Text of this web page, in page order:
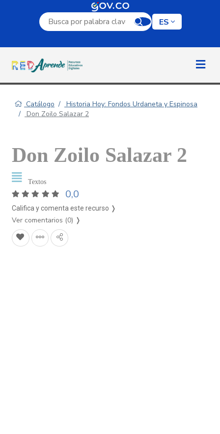
Campo de búsqueda por palabra clave
ES
Catálogo
Historia Hoy: Fondos Urdaneta y Espinosa
Don Zoilo Salazar 2
Don Zoilo Salazar 2
Textos
0,0
Califica y comenta este recurso ❭
Ver comentarios (0) ❭